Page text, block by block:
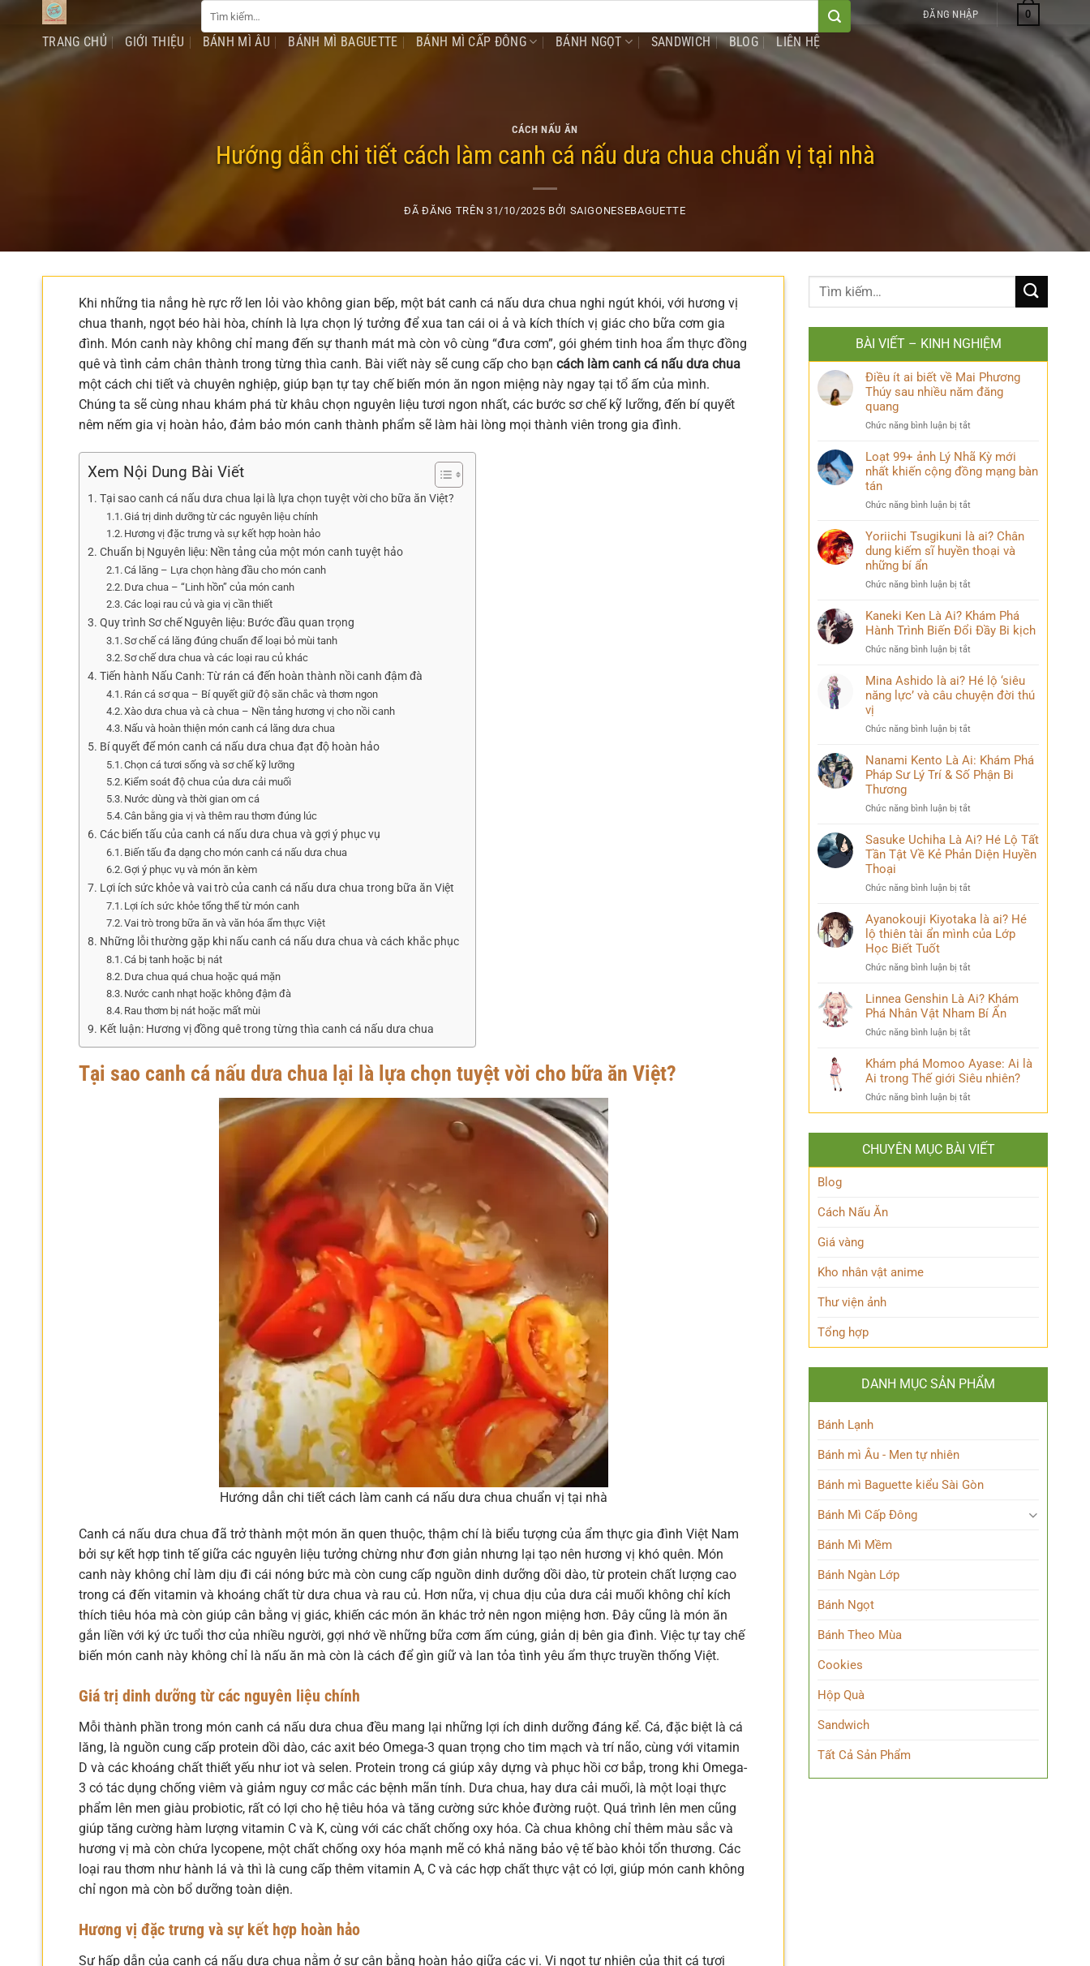
Chuyển
dung
kiếm:
ĐĂNG NHẬP 0
TRANG CHỦ GIỚI THIỆU BÁNH MÌ ÂU BÁNH MÌ BAGUETTE BÁNH MÌ CẤP ĐÔNG BÁNH NGỌT SANDWICH BLOG LIÊN HỆ
CÁCH NẤU ĂN
Hướng dẫn chi tiết cách làm canh cá nấu dưa chua chuẩn vị tại nhà
ĐÃ ĐĂNG TRÊN 31/10/2025 BỞI SAIGONESEBAGUETTE
Khi những tia nắng hè rực rỡ len lỏi vào không gian bếp, một bát canh cá nấu dưa chua nghi ngút khói, với hương vị
chua thanh, ngọt béo hài hòa, chính là lựa chọn lý tưởng để xua tan cái oi ả và kích thích vị giác cho bữa cơm gia
đình. Món canh này không chỉ mang đến sự thanh mát mà còn vô cùng “đưa cơm”, gói ghém tinh hoa ẩm thực đồng
quê và tình cảm chân thành trong từng thìa canh. Bài viết này sẽ cung cấp cho bạn cách làm canh cá nấu dưa chua
một cách chi tiết và chuyên nghiệp, giúp bạn tự tay chế biến món ăn ngon miệng này ngay tại tổ ấm của mình.
Chúng ta sẽ cùng nhau khám phá từ khâu chọn nguyên liệu tươi ngon nhất, các bước sơ chế kỹ lưỡng, đến bí quyết
nêm nếm gia vị hoàn hảo, đảm bảo món canh thành phẩm sẽ làm hài lòng mọi thành viên trong gia đình.
Xem Nội Dung Bài Viết
Tại sao canh cá nấu dưa chua lại là lựa chọn tuyệt vời cho bữa ăn Việt?
Giá trị dinh dưỡng từ các nguyên liệu chính
Hương vị đặc trưng và sự kết hợp hoàn hảo
Chuẩn bị Nguyên liệu: Nền tảng của một món canh tuyệt hảo
Cá lăng – Lựa chọn hàng đầu cho món canh
Dưa chua – “Linh hồn” của món canh
Các loại rau củ và gia vị cần thiết
Quy trình Sơ chế Nguyên liệu: Bước đầu quan trọng
Sơ chế cá lăng đúng chuẩn để loại bỏ mùi tanh
Sơ chế dưa chua và các loại rau củ khác
Tiến hành Nấu Canh: Từ rán cá đến hoàn thành nồi canh đậm đà
Rán cá sơ qua – Bí quyết giữ độ săn chắc và thơm ngon
Xào dưa chua và cà chua – Nền tảng hương vị cho nồi canh
Nấu và hoàn thiện món canh cá lăng dưa chua
Bí quyết để món canh cá nấu dưa chua đạt độ hoàn hảo
Chọn cá tươi sống và sơ chế kỹ lưỡng
Kiểm soát độ chua của dưa cải muối
Nước dùng và thời gian om cá
Cân bằng gia vị và thêm rau thơm đúng lúc
Các biến tấu của canh cá nấu dưa chua và gợi ý phục vụ
Biến tấu đa dạng cho món canh cá nấu dưa chua
Gợi ý phục vụ và món ăn kèm
Lợi ích sức khỏe và vai trò của canh cá nấu dưa chua trong bữa ăn Việt
Lợi ích sức khỏe tổng thể từ món canh
Vai trò trong bữa ăn và văn hóa ẩm thực Việt
Những lỗi thường gặp khi nấu canh cá nấu dưa chua và cách khắc phục
Cá bị tanh hoặc bị nát
Dưa chua quá chua hoặc quá mặn
Nước canh nhạt hoặc không đậm đà
Rau thơm bị nát hoặc mất mùi
Kết luận: Hương vị đồng quê trong từng thìa canh cá nấu dưa chua
Tại sao canh cá nấu dưa chua lại là lựa chọn tuyệt vời cho bữa ăn Việt?
Hướng dẫn chi tiết cách làm canh cá nấu dưa chua chuẩn vị tại nhà
Canh cá nấu dưa chua đã trở thành một món ăn quen thuộc, thậm chí là biểu tượng của ẩm thực gia đình Việt Nam
bởi sự kết hợp tinh tế giữa các nguyên liệu tưởng chừng như đơn giản nhưng lại tạo nên hương vị khó quên. Món
canh này không chỉ làm dịu đi cái nóng bức mà còn cung cấp nguồn dinh dưỡng dồi dào, từ protein chất lượng cao
trong cá đến vitamin và khoáng chất từ dưa chua và rau củ. Hơn nữa, vị chua dịu của dưa cải muối không chỉ kích
thích tiêu hóa mà còn giúp cân bằng vị giác, khiến các món ăn khác trở nên ngon miệng hơn. Đây cũng là món ăn
gắn liền với ký ức tuổi thơ của nhiều người, gợi nhớ về những bữa cơm ấm cúng, giản dị bên gia đình. Việc tự tay chế
biến món canh này không chỉ là nấu ăn mà còn là cách để gìn giữ và lan tỏa tình yêu ẩm thực truyền thống Việt.
Giá trị dinh dưỡng từ các nguyên liệu chính
Mỗi thành phần trong món canh cá nấu dưa chua đều mang lại những lợi ích dinh dưỡng đáng kể. Cá, đặc biệt là cá
lăng, là nguồn cung cấp protein dồi dào, các axit béo Omega-3 quan trọng cho tim mạch và trí não, cùng với vitamin
D và các khoáng chất thiết yếu như iot và selen. Protein trong cá giúp xây dựng và phục hồi cơ bắp, trong khi Omega-
3 có tác dụng chống viêm và giảm nguy cơ mắc các bệnh mãn tính. Dưa chua, hay dưa cải muối, là một loại thực
phẩm lên men giàu probiotic, rất có lợi cho hệ tiêu hóa và tăng cường sức khỏe đường ruột. Quá trình lên men cũng
giúp tăng cường hàm lượng vitamin C và K, cùng với các chất chống oxy hóa. Cà chua không chỉ thêm màu sắc và
hương vị mà còn chứa lycopene, một chất chống oxy hóa mạnh mẽ có khả năng bảo vệ tế bào khỏi tổn thương. Các
loại rau thơm như hành lá và thì là cung cấp thêm vitamin A, C và các hợp chất thực vật có lợi, giúp món canh không
chỉ ngon mà còn bổ dưỡng toàn diện.
Hương vị đặc trưng và sự kết hợp hoàn hảo
Sự hấp dẫn của canh cá nấu dưa chua nằm ở sự cân bằng hoàn hảo giữa các vị. Vị ngọt tự nhiên của thịt cá tươi
BÀI VIẾT – KINH NGHIỆM
Điều ít ai biết về Mai Phương
Thúy sau nhiều năm đăng
quang
Chức năng bình luận bị tắt
ít
biết
Mai
Thúy
sau
đăng
Loạt 99+ ảnh Lý Nhã Kỳ mới
nhất khiến cộng đồng mạng bàn
tán
Chức năng bình luận bị tắt
99+
ảnh
Kỳ
nhất
khiến
đồng
bàn
tán
Yoriichi Tsugikuni là ai? Chân
dung kiếm sĩ huyền thoại và
những bí ẩn
Chức năng bình luận bị tắt
Tsugikuni
là
Chân
kiếm
sĩ
và
bí
ẩn
Kaneki Ken Là Ai? Khám Phá
Hành Trình Biến Đổi Đầy Bi kịch
Chức năng bình luận bị tắt
Ken
Ai?
Phá
Trình
Biến
Bi
Mina Ashido là ai? Hé lộ ‘siêu
năng lực’ và câu chuyện đời thú
vị
Chức năng bình luận bị tắt
Ashido
là
lộ
năng
lực’
chuyện
thú
vị
Nanami Kento Là Ai: Khám Phá
Pháp Sư Lý Trí & Số Phận Bi
Thương
Chức năng bình luận bị tắt
Kento
Là
Phá
Sư
Lý
Số
Bi
Thương
Sasuke Uchiha Là Ai? Hé Lộ Tất
Tần Tật Về Kẻ Phản Diện Huyền
Thoại
Chức năng bình luận bị tắt
Uchiha
Lộ
Tần
Tật
Kẻ
Diện
Huyền
Ayanokouji Kiyotaka là ai? Hé
lộ thiên tài ẩn mình của Lớp
Học Biết Tuốt
Chức năng bình luận bị tắt
Kiyotaka
Hé
thiên
tài
Lớp
Học
Linnea Genshin Là Ai? Khám
Phá Nhân Vật Nham Bí Ẩn
Chức năng bình luận bị tắt
Genshin
Là
Khám
Phá
Vật
Nham
Bí
Khám phá Momoo Ayase: Ai là
Ai trong Thế giới Siêu nhiên?
Chức năng bình luận bị tắt
Khám
Ayase:
Ai
CHUYÊN MỤC BÀI VIẾT
Blog
Cách Nấu Ăn
Giá vàng
Kho nhân vật anime
Thư viện ảnh
Tổng hợp
DANH MỤC SẢN PHẨM
Bánh Lạnh
Bánh mì Âu - Men tự nhiên
Bánh mì Baguette kiểu Sài Gòn
Bánh Mì Cấp Đông
Bánh Mì Mềm
Bánh Ngàn Lớp
Bánh Ngọt
Bánh Theo Mùa
Cookies
Hộp Quà
Sandwich
Tất Cả Sản Phẩm